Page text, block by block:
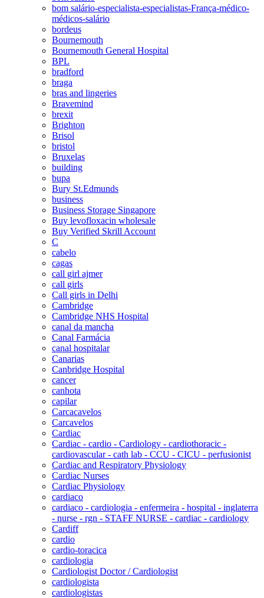
bom salário-especialista-especialistas-França-médico-
médicos-salário
bordeus
Bournemouth
Bournemouth General Hospital
BPL
bradford
braga
bras and lingeries
Bravemind
brexit
Brighton
Brisol
bristol
Bruxelas
building
bupa
Bury St.Edmunds
business
Business Storage Singapore
Buy levofloxacin wholesale
Buy Verified Skrill Account
C
cabelo
cagas
call girl ajmer
call girls
Call girls in Delhi
Cambridge
Cambridge NHS Hospital
canal da mancha
Canal Farmácia
canal hospitalar
Canarias
Canbridge Hospital
cancer
canhota
capilar
Carcacavelos
Carcavelos
Cardiac
Cardiac - cardio - Cardiology - cardiothoracic -
cardiovascular - cath lab - CCU - CICU - perfusionist
Cardiac and Respiratory Physiology
Cardiac Nurses
Cardiac Physiology
cardiaco
cardiaco - cardiologia - enfermeira - hospital - inglaterra
- nurse - rgn - STAFF NURSE - cardiac - cardiology
Cardiff
cardio
cardio-toracica
cardiologia
Cardiologist Doctor / Cardiologist
cardiologista
cardiologistas